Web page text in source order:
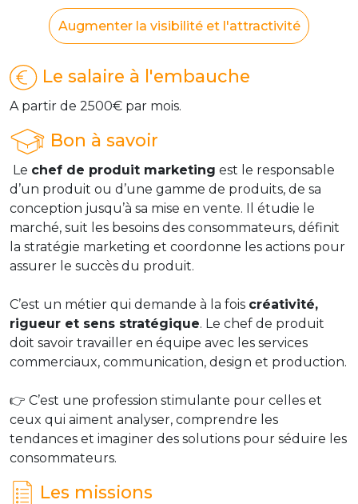
Augmenter la visibilité et l'attractivité
Le salaire à l'embauche
A partir de 2500€ par mois.
Bon à savoir
Le chef de produit marketing est le responsable
d’un produit ou d’une gamme de produits, de sa
conception jusqu’à sa mise en vente. Il étudie le
marché, suit les besoins des consommateurs, définit
la stratégie marketing et coordonne les actions pour
assurer le succès du produit.
C’est un métier qui demande à la fois créativité,
rigueur et sens stratégique. Le chef de produit
doit savoir travailler en équipe avec les services
commerciaux, communication, design et production.
👉 C’est une profession stimulante pour celles et
ceux qui aiment analyser, comprendre les
tendances et imaginer des solutions pour séduire les
consommateurs.
Les missions